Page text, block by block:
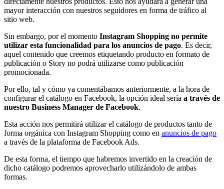
mayor interacción con nuestros seguidores en forma de tráfico al
sitio web.
Sin embargo, por el momento Instagram Shopping no permite
utilizar esta funcionalidad para los anuncios de pago. Es decir,
aquel contenido que creemos etiquetando producto en formato de
publicación o Story no podrá utilizarse como publicación
promocionada.
Por ello, tal y cómo ya comentábamos anteriormente, a la hora de
configurar el catálogo en Facebook, la opción ideal sería a través de
nuestro Business Manager de Facebook.
Esta acción nos permitirá utilizar el catálogo de productos tanto de
forma orgánica con Instagram Shopping como en anuncios de pago
a través de la plataforma de Facebook Ads.
De esta forma, el tiempo que habremos invertido en la creación de
dicho catálogo podremos aprovecharlo utilizándolo de ambas
formas.